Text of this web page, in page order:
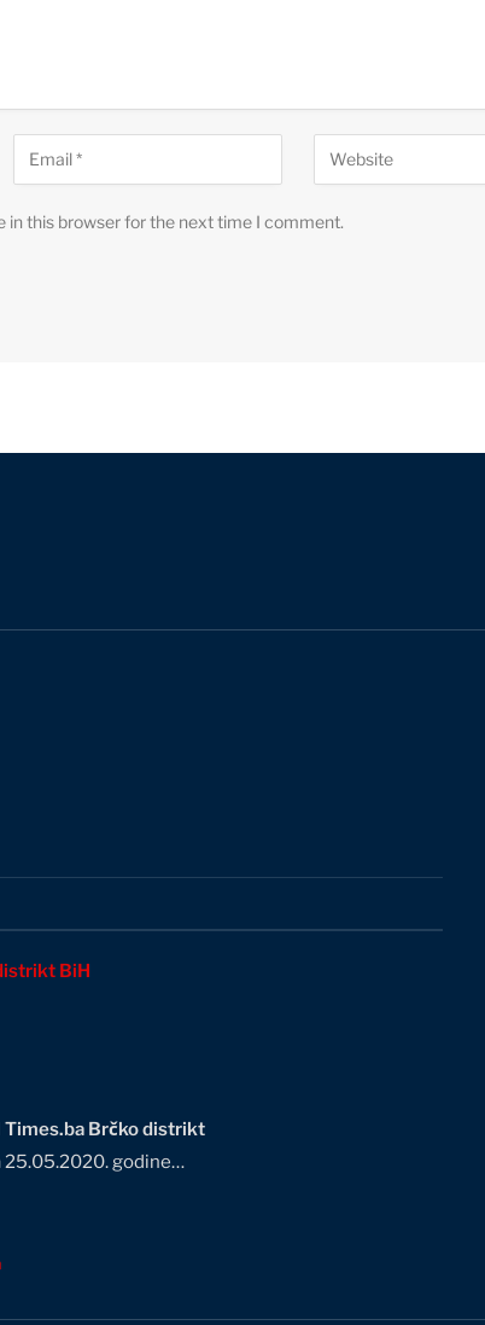
in this browser for the next time I comment.
BiH
Times.ba Brčko distrikt
25.05.2020. godine…